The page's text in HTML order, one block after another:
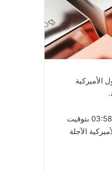
الأميركية
وارتفع الذهب في المعاملات الفورية بنسبة 0.3% إلى 4951.91 دولارا للأوقية (الأونصة) بحلول الساعة 03:58 بتوقيت
صعدت العقود الأميركية الآجلة